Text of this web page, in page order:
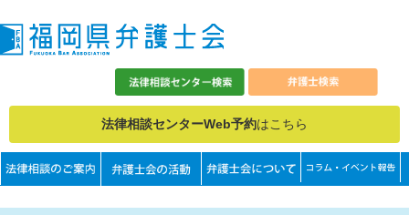
法律相談センターWeb予約はこちら